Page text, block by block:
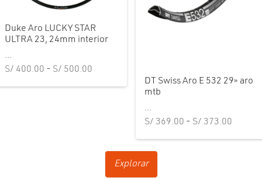
Duke Aro LUCKY STAR
ULTRA 23, 24mm interior
...
S/ 400.00 - S/ 500.00Rango de
DT Swiss Aro E 532 29» aro
mtb
...
S/ 369.00 - S/ 373.00Rango
Explorar